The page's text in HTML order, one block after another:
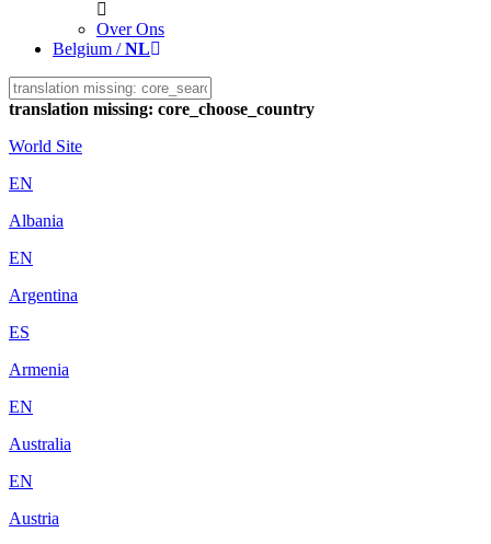
Over Ons
Belgium /NL
translation missing: core_choose_country
World Site
EN
Albania
EN
Argentina
ES
Armenia
EN
Australia
EN
Austria